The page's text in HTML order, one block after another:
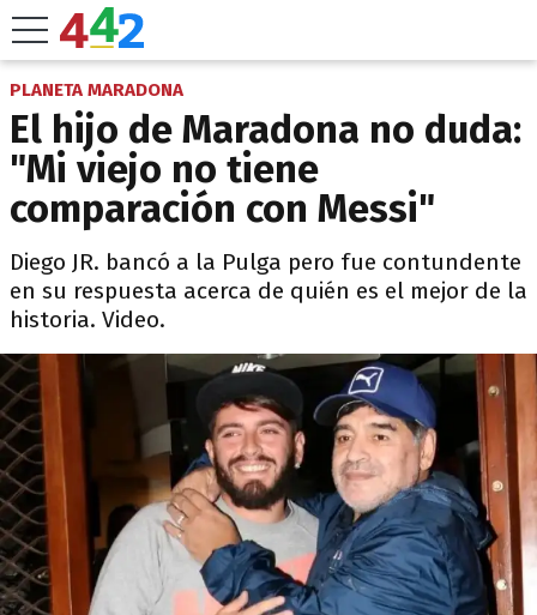
PLANETA MARADONA
El hijo de Maradona no duda:
"Mi viejo no tiene
comparación con Messi"
Diego JR. bancó a la Pulga pero fue contundente
en su respuesta acerca de quién es el mejor de la
historia. Video.